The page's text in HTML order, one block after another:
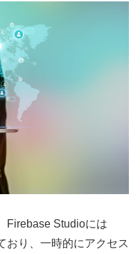
Firebase Studioには
おり、一時的にアクセス